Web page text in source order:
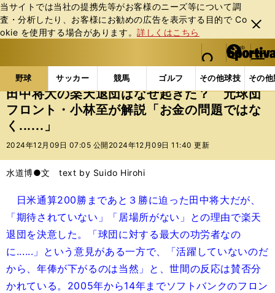
当サイトでは当社の提携先等がお客様のニーズ等について調
査・分析したり、お客様にお勧めの広告を表⽰する⽬的で Co
okie を使⽤する場合があります。詳しくはこちら
閉じ
る
web Sportiva (webスポルティーバ)
検索
マイペ
ー
ジ
メニュ
野球 サッカー 競馬 ゴルフ その他球技 その
b
ス
ポ
ル
テ
ー
バ
野球の記事一覧 プロ野球 田中将大の楽天退団はな
田中将大の楽天退団はなぜ起きた？ 元球団
フロント・小林至が解説「お金の問題ではな
く......」
2024年12月09日 07:05 公開 2024年12月09日 11:40 更新
水道博●文 text by Suido Hirohi
日米通算200勝まであと３勝に迫った田中将大だが、
「期待されていない」「居場所がない」との理由で楽天
退団を決意した。「球団に対する最大の功労者なの
に......」という意見がある一方で、「活躍していないのだ
から、年俸が下がるのは当然」と、世間の反応は賛否分
かれている。2005年から14年までソフトバンクのフロン